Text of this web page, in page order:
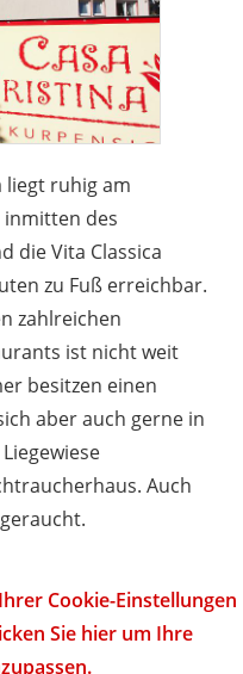
liegt ruhig am
inmitten des
die Vita Classica
zu Fuß erreichbar.
zahlreichen
ist nicht weit
besitzen einen
aber auch gerne in
Auch
Cookie-Einstellungen
Sie hier um Ihre